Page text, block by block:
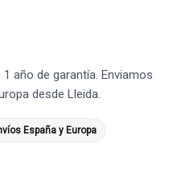
año de garantía. Enviamos
desde Lleida.
España y Europa